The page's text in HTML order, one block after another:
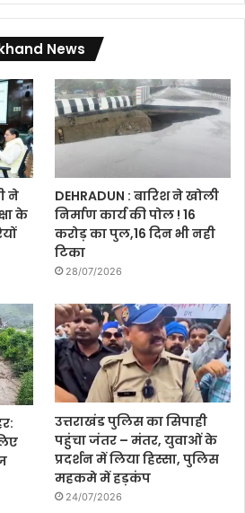
News
ने
के
DEHRADUN : बारिश ने खोली
निर्माण कार्य की पोल ! 16
करोड़ का पुल,16 दिन भी नही
टिका
28/07/2026
उत्तराखंड पुलिस का सिपाही
पहुंचा जंतर – मंतर, युवाओं के
प्रदर्शन में लिया हिस्सा, पुलिस
महकमे में हड़कंप
24/07/2026